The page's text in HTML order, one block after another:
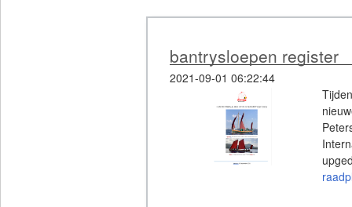
bantrysloepen register
2021-09-01 06:22:44